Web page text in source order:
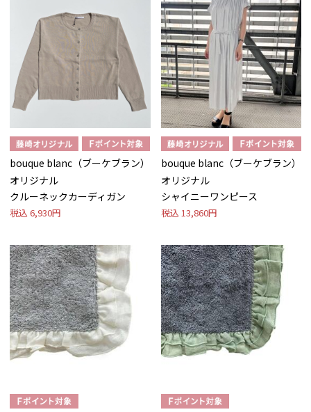
bouque blanc（ブーケブラン）
オリジナル
クルーネックカーディガン
税込 6,930円
bouque blanc（ブーケブラン）
オリジナル
シャイニーワンピース
税込 13,860円